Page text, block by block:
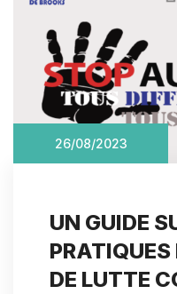
26/08/2023
UN GUIDE
DE LUTTE